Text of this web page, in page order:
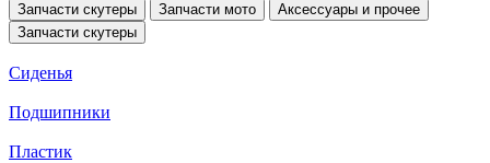
Запчасти скутеры Запчасти мото
Аксессуары и прочее
Запчасти скутеры
Сиденья
Подшипники
Пластик